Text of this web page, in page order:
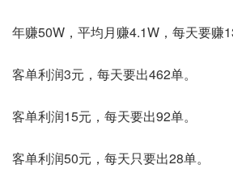
年赚50W，平均月赚4.1W，每天要赚
客单利润3元，每天要出462单。
客单利润15元，每天要出92单。
客单利润50元，每天只要出28单。